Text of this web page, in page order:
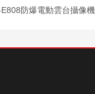
防爆電動雲台攝像機